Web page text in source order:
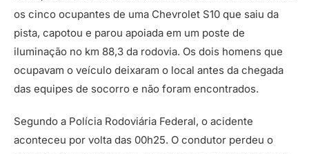
os cinco ocupantes de uma Chevrolet S10 que saiu da
pista, capotou e parou apoiada em um poste de
iluminação no km 88,3 da rodovia. Os dois homens que
ocupavam o veículo deixaram o local antes da chegada
das equipes de socorro e não foram encontrados.
Segundo a Polícia Rodoviária Federal, o acidente
aconteceu por volta das 00h25. O condutor perdeu o